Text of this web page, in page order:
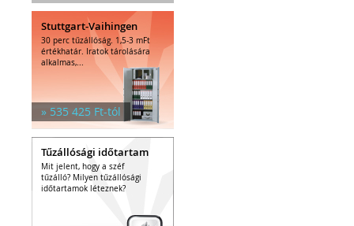
Stuttgart-Vaihingen
30 perc tűzállóság. 1,5-3 mFt
értékhatár. Iratok tárolására
alkalmas,...
» 535 425 Ft-tól
Tűzállósági időtartam
Mit jelent, hogy a széf
tűzálló? Milyen tűzállósági
időtartamok léteznek?